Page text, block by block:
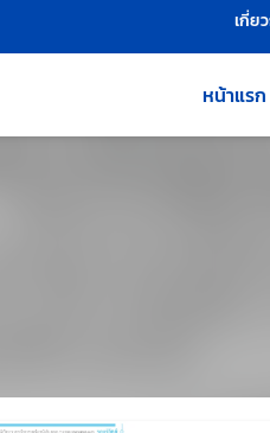
เกี่ย
หน้าแรก